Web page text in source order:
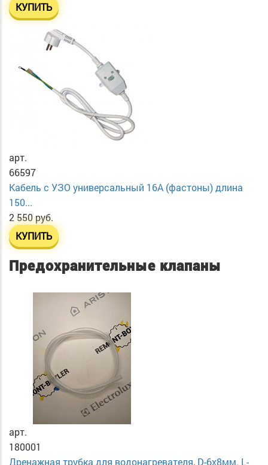
КУПИТЬ
арт.
66597
Кабель с УЗО универсальный 16А (фастоны) длина
150...
2 550 руб.
КУПИТЬ
Предохранительные клапаны
арт.
180001
Дренажная трубка для водонагревателя, D-6х8мм. L-